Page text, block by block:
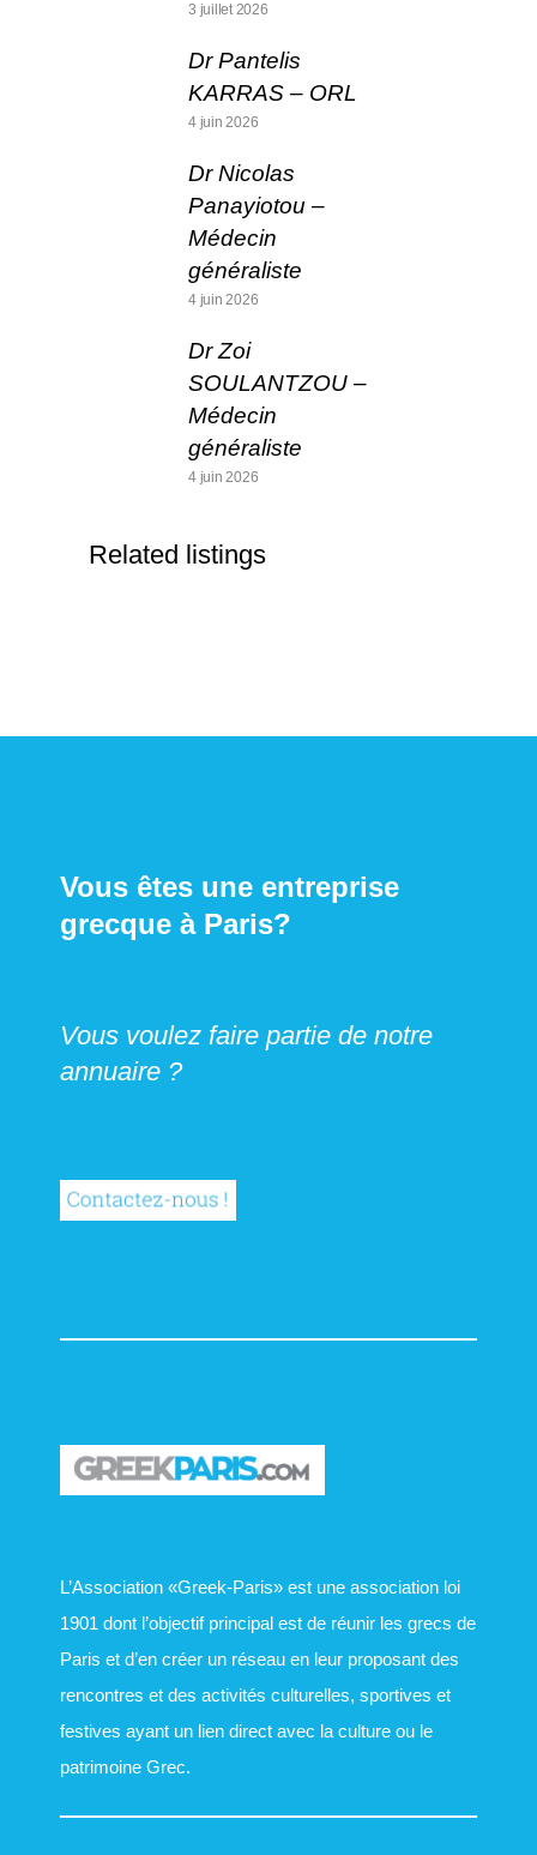
3 juillet 2026
Dr Pantelis
KARRAS – ORL
4 juin 2026
Dr Nicolas
Panayiotou –
Médecin
généraliste
4 juin 2026
Dr Zoi
SOULANTZOU –
Médecin
généraliste
4 juin 2026
Related listings
Vous êtes une entreprise
grecque à Paris?
Vous voulez faire partie de notre
annuaire ?
L’Association «Greek-Paris» est une association loi
1901 dont l’objectif principal est de réunir les grecs de
Paris et d’en créer un réseau en leur proposant des
rencontres et des activités culturelles, sportives et
festives ayant un lien direct avec la culture ou le
patrimoine Grec.